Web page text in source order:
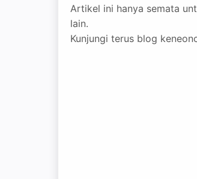
Artikel ini hanya semata
lain.
Kunjungi terus blog